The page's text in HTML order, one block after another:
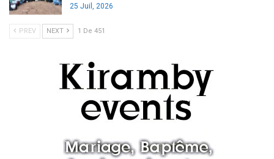
25 Juil, 2026
PREV NEXT 1 De 451